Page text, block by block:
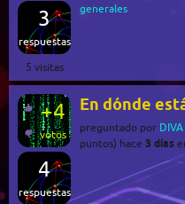
3
respuestas
5 visitas
generales
+4
votos
4
respuestas
En dónde
preguntado por
puntos) hace 3 días